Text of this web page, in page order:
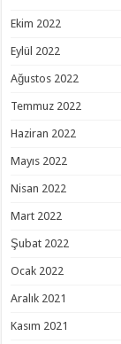
Ekim 2022
Eylül 2022
Ağustos 2022
Temmuz 2022
Haziran 2022
Mayıs 2022
Nisan 2022
Mart 2022
Şubat 2022
Ocak 2022
Aralık 2021
Kasım 2021